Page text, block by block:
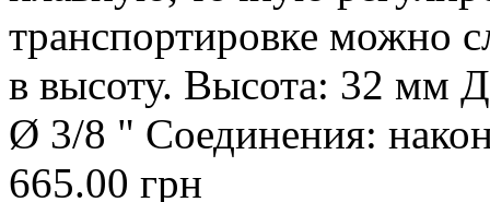
транспортировке можно
в высоту. Высота: 32 мм
Ø 3/8 " Соединения:
665.00 грн